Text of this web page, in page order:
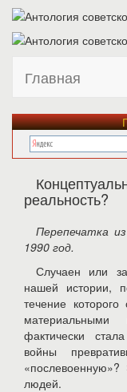
Главная
реальность?
Перепечатка
1990 год.
Случаен или
нашей истории,
течение
материальными
фактически
войны
людей.